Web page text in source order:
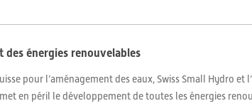
énergies renouvelables
pour l’aménagement des eaux, Swiss Small Hydro et
en péril le développement de toutes les énergies